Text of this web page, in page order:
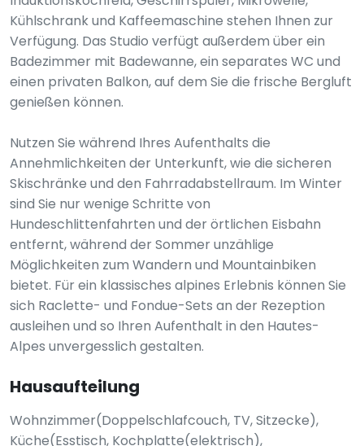
Kühlschrank und Kaffeemaschine stehen Ihnen zur
Verfügung. Das Studio verfügt außerdem über ein
Badezimmer mit Badewanne, ein separates WC und
einen privaten Balkon, auf dem Sie die frische Bergluft
genießen können.
Nutzen Sie während Ihres Aufenthalts die
Annehmlichkeiten der Unterkunft, wie die sicheren
Skischränke und den Fahrradabstellraum. Im Winter
sind Sie nur wenige Schritte von
Hundeschlittenfahrten und der örtlichen Eisbahn
entfernt, während der Sommer unzählige
Möglichkeiten zum Wandern und Mountainbiken
bietet. Für ein klassisches alpines Erlebnis können Sie
sich Raclette- und Fondue-Sets an der Rezeption
ausleihen und so Ihren Aufenthalt in den Hautes-
Alpes unvergesslich gestalten.
Hausaufteilung
Wohnzimmer(Doppelschlafcouch, TV, Sitzecke),
Küche(Esstisch, Kochplatte(elektrisch),